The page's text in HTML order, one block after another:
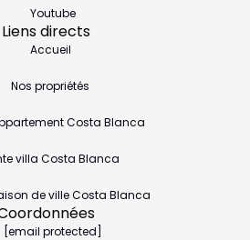
Youtube
[email protected]
Liens directs
Accueil
Nos propriétés
Costa Blanca
villa Costa Blanca
de ville Costa Blanca